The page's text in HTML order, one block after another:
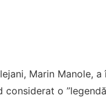
Marin Manole,
o